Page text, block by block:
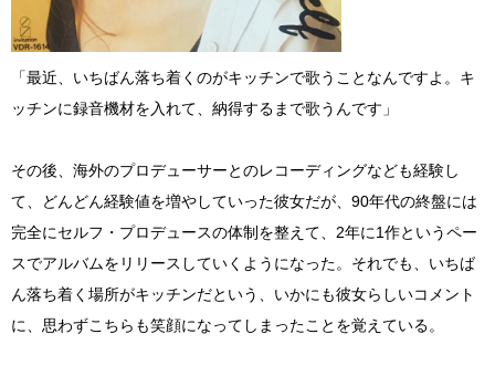
「最近、いちばん落ち着くのがキッチンで歌うことなんですよ。キ
ッチンに録音機材を入れて、納得するまで歌うんです」
その後、海外のプロデューサーとのレコーディングなども経験し
て、どんどん経験値を増やしていった彼女だが、90年代の終盤には
完全にセルフ・プロデュースの体制を整えて、2年に1作というペー
スでアルバムをリリースしていくようになった。それでも、いちば
ん落ち着く場所がキッチンだという、いかにも彼女らしいコメント
に、思わずこちらも笑顔になってしまったことを覚えている。